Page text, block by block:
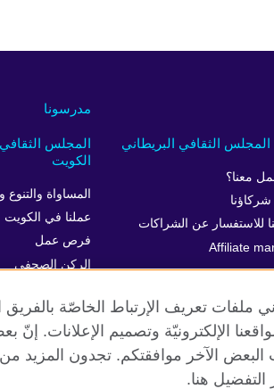
مدرسونا
المجلس
الكويت
المساواة والتنوع
عملنا في الكويت
فرص عمل
الركن الصحفي
الثقافي البريطاني
معنا؟
للاستفسار عن الشراكات
Affiliate
وشروط الاستخدام
ملفات تعريف الإرتباط الخاصّة
مواقعنا الإلكترونيّة وتصميم
البعض الآخر موافقتكم. تجدون المزيد
هنا.